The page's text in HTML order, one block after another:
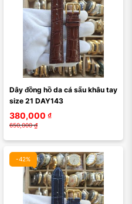
Dây đồng hồ da cá sấu khâu tay
size 21 DAY143
380,000 ₫
650,000 ₫
-42%